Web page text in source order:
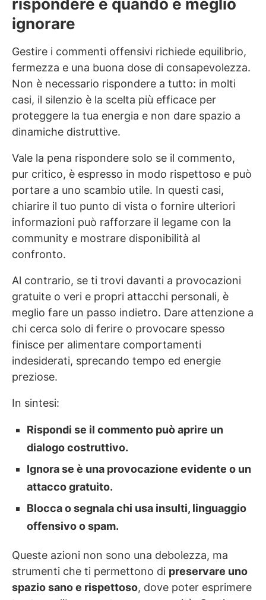
ignorare
Gestire i commenti offensivi richiede equilibrio,
fermezza e una buona dose di consapevolezza.
Non è necessario rispondere a tutto: in molti
casi, il silenzio è la scelta più efficace per
proteggere la tua energia e non dare spazio a
dinamiche distruttive.
Vale la pena rispondere solo se il commento,
pur critico, è espresso in modo rispettoso e può
portare a uno scambio utile. In questi casi,
chiarire il tuo punto di vista o fornire ulteriori
informazioni può rafforzare il legame con la
community e mostrare disponibilità al
confronto.
Al contrario, se ti trovi davanti a provocazioni
gratuite o veri e propri attacchi personali, è
meglio fare un passo indietro. Dare attenzione a
chi cerca solo di ferire o provocare spesso
finisce per alimentare comportamenti
indesiderati, sprecando tempo ed energie
preziose.
In sintesi:
Rispondi se il commento può aprire un
dialogo costruttivo.
Ignora se è una provocazione evidente o un
attacco gratuito.
Blocca o segnala chi usa insulti, linguaggio
offensivo o spam.
Queste azioni non sono una debolezza, ma
strumenti che ti permettono di preservare uno
spazio sano e rispettoso, dove poter esprimere